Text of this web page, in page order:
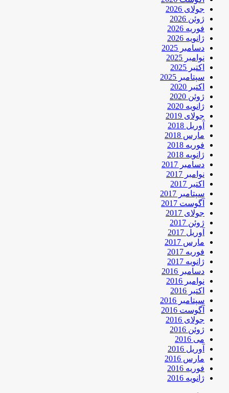
جولای 2026
ژوئن 2026
فوریه 2026
ژانویه 2026
دسامبر 2025
نوامبر 2025
اکتبر 2025
سپتامبر 2025
اکتبر 2020
ژوئن 2020
ژانویه 2020
جولای 2019
آوریل 2018
مارس 2018
فوریه 2018
ژانویه 2018
دسامبر 2017
نوامبر 2017
اکتبر 2017
سپتامبر 2017
آگوست 2017
جولای 2017
ژوئن 2017
آوریل 2017
مارس 2017
فوریه 2017
ژانویه 2017
دسامبر 2016
نوامبر 2016
اکتبر 2016
سپتامبر 2016
آگوست 2016
جولای 2016
ژوئن 2016
می 2016
آوریل 2016
مارس 2016
فوریه 2016
ژانویه 2016